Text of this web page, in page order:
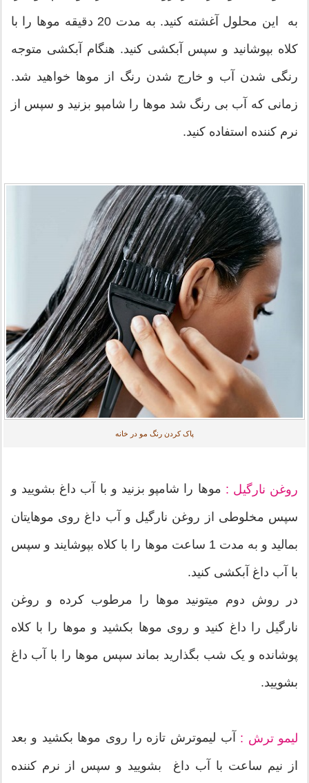
به این محلول آغشته کنید. به مدت 20 دقیقه موها را با
کلاه بپوشانید و سپس آبکشی کنید. هنگام آبکشی متوجه
رنگی شدن آب و خارج شدن رنگ از موها خواهید شد.
زمانی که آب بی رنگ شد موها را شامپو بزنید و سپس از
نرم کننده استفاده کنید.
پاک کردن رنگ مو در خانه
روغن نارگیل : موها را شامپو بزنید و با آب داغ بشویید و
سپس مخلوطی از روغن نارگیل و آب داغ روی موهایتان
بمالید و به مدت 1 ساعت موها را با کلاه بپوشایند و سپس
با آب داغ آبکشی کنید.
در روش دوم میتونید موها را مرطوب کرده و روغن
نارگیل را داغ کنید و روی موها بکشید و موها را با کلاه
پوشانده و یک شب بگذارید بماند سپس موها را با آب داغ
بشویید.
لیمو ترش : آب لیموترش تازه را روی موها بکشید و بعد
از نیم ساعت با آب داغ بشویید و سپس از نرم کننده